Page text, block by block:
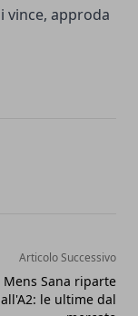
vince, approda
Articolo Successivo
Mens Sana riparte
le ultime dal